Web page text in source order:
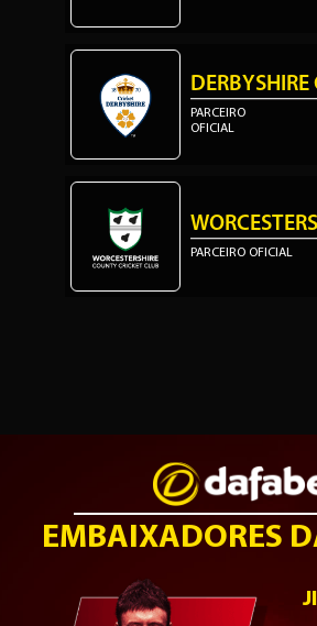
DERBYSHIRE
PARCEIRO
OFICIAL
PARCEIRO OFICIAL
EMBAIXADORES